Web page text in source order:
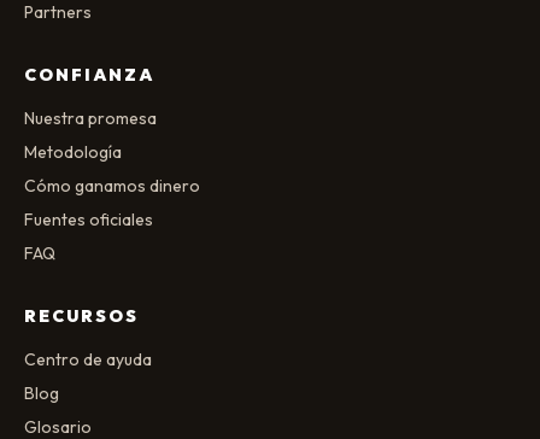
Partners
CONFIANZA
Nuestra promesa
Metodología
Cómo ganamos dinero
Fuentes oficiales
FAQ
RECURSOS
Centro de ayuda
Blog
Glosario